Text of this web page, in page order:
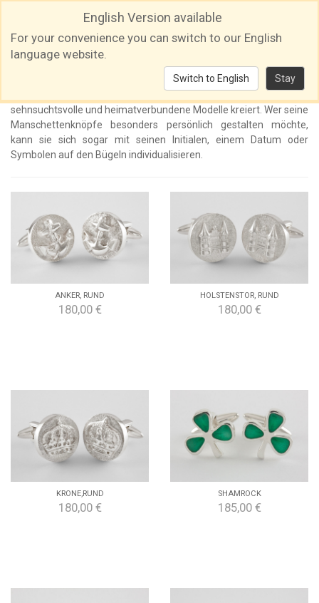
Heritage Manschettenknöpfe
Wem eine bestimmte Kultur, Stadt oder Region am Herzen liegt,
sehnsuchtsvolle und heimatverbundene Modelle kreiert. Wer seine
Manschettenknöpfe besonders persönlich gestalten möchte,
kann sie sich sogar mit seinen Initialen, einem Datum oder
Symbolen auf den Bügeln individualisieren.
ANKER, RUND
180,00 €
HOLSTENSTOR, RUND
180,00 €
KRONE,RUND
180,00 €
SHAMROCK
185,00 €
English Version available
For your convenience you can switch to our English
language website.
Switch to English Stay